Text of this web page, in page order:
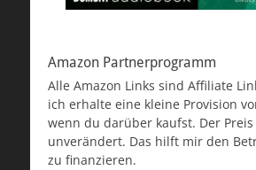
Amazon Partnerprogramm
Alle Amazon Links sind Affiliate
ich erhalte eine kleine Provision
wenn du darüber kaufst. Der
unverändert. Das hilft mir den
zu finanzieren.